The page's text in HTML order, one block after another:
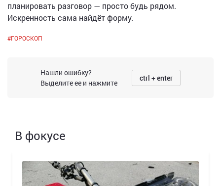
планировать разговор — просто будь рядом.
Искренность сама найдёт форму.
#ГОРОСКОП
Нашли ошибку?
Выделите ее и нажмите
ctrl + enter
В фокусе